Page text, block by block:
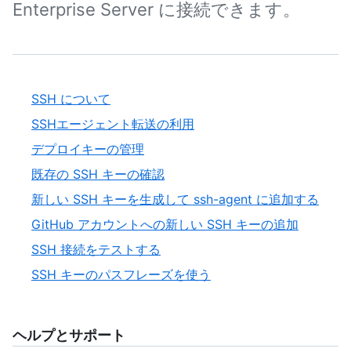
Enterprise Server に接続できます。
SSH について
SSHエージェント転送の利用
デプロイキーの管理
既存の SSH キーの確認
新しい SSH キーを生成して ssh-agent に追加する
GitHub アカウントへの新しい SSH キーの追加
SSH 接続をテストする
SSH キーのパスフレーズを使う
ヘルプとサポート